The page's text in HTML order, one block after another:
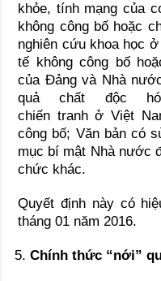
khỏe, tính mạng của
không công bố hoặc
nghiên cứu khoa học
tế không công bố
của Đảng và Nhà
quả chất độc
chiến tranh ở Việt
công bố; Văn bản có
mục bí mật Nhà nước
chức khác.
Quyết định này có
tháng 01 năm 2016.
Chính thức “nới”